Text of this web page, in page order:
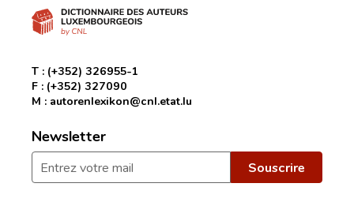
T : (+352) 326955-1
F : (+352) 327090
M : autorenlexikon@cnl.etat.lu
Newsletter